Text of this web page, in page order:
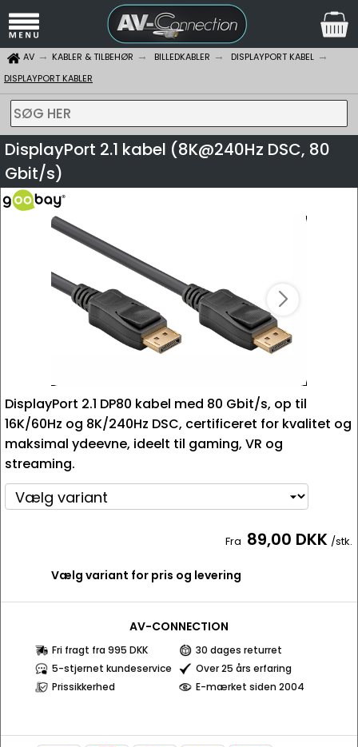
AV KABLER & TILBEHØR BILLEDKABLER
DISPLAYPORT KABEL
DISPLAYPORT KABLER
SØG HER
DisplayPort 2.1 kabel (8K@240Hz DSC, 80
Gbit/s)
DisplayPort 2.1 DP80 kabel med 80 Gbit/s, op til
16K/60Hz og 8K/240Hz DSC, certificeret for kvalitet og
maksimal ydeevne, ideelt til gaming, VR og
streaming.
Fra 89,00 DKK /stk.
Vælg variant for pris og levering
AV-CONNECTION
Fri fragt fra 995 DKK
30 dages returret
5-stjernet kundeservice
Over 25 års erfaring
Prissikkerhed
E-mærket siden 2004